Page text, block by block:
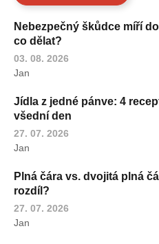
Nebezpečný škůdce míří
co dělat?
03. 08. 2026
Jan
Jídla z jedné pánve: 4
všední den
27. 07. 2026
Jan
Plná čára vs. dvojitá plná
rozdíl?
27. 07. 2026
Jan